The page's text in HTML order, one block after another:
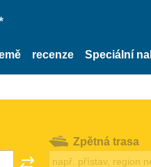
recenze Speciální
Zpětná trasa